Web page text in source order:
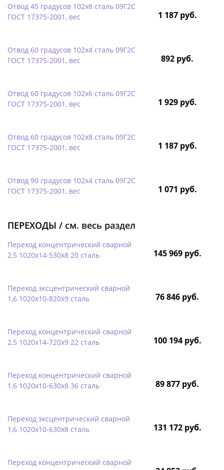
Отвод 45 градусов 102х8 сталь 09Г2С
ГОСТ 17375-2001, вес
1 187 руб.
Отвод 60 градусов 102х4 сталь 09Г2С
ГОСТ 17375-2001, вес
892 руб.
Отвод 60 градусов 102х6 сталь 09Г2С
ГОСТ 17375-2001, вес
1 929 руб.
Отвод 60 градусов 102х8 сталь 09Г2С
ГОСТ 17375-2001, вес
1 187 руб.
Отвод 90 градусов 102х4 сталь 09Г2С
ГОСТ 17375-2001, вес
1 071 руб.
ПЕРЕХОДЫ / см. весь раздел
Переход концентрический сварной
2,5 1020х14-530х8 20 сталь
145 969 руб.
Переход эксцентрический сварной
1,6 1020х10-820х9 сталь
76 846 руб.
Переход концентрический сварной
2,5 1020х14-720х9 22 сталь
100 194 руб.
Переход концентрический сварной
1,6 1020х10-630х8 36 сталь
89 877 руб.
Переход эксцентрический сварной
1,6 1020х10-630х8 сталь
131 172 руб.
Переход концентрический сварной